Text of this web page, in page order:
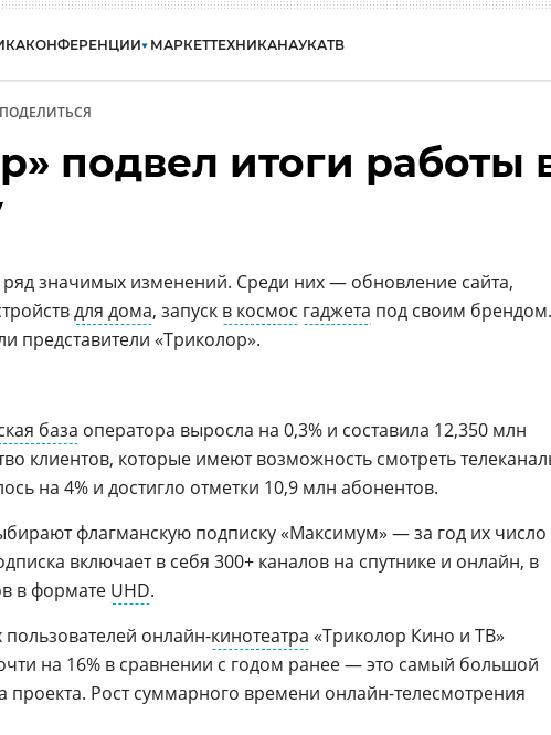
КОНФЕРЕНЦИИ МАРКЕТТЕХНИКАНАУКАТВ
ПОДЕЛИТЬСЯ
подвел итоги работы
ряд значимых изменений. Среди них — обновление сайта,
для дома, запуск в космос гаджета под своим брендом.
представители «Триколор».
база оператора выросла на 0,3% и составила 12,350 млн
клиентов, которые имеют возможность смотреть
на 4% и достигло отметки 10,9 млн абонентов.
флагманскую подписку «Максимум» — за год их число
включает в себя 300+ каналов на спутнике и онлайн, в
в формате UHD.
онлайн-кинотеатра «Триколор Кино и ТВ»
на 16% в сравнении с годом ранее — это самый большой
проекта. Рост суммарного времени онлайн-телесмотрения